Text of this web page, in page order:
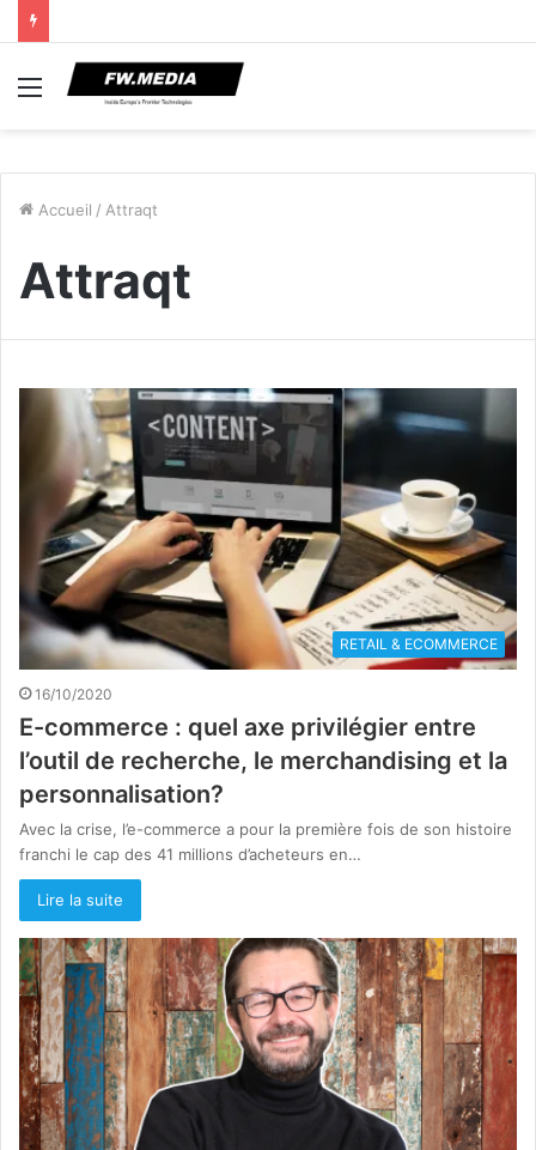
Menu
Accueil / Attraqt
Attraqt
RETAIL & ECOMMERCE
16/10/2020
E-commerce : quel axe privilégier entre
l’outil de recherche, le merchandising et la
personnalisation?
Avec la crise, l’e-commerce a pour la première fois de son histoire
franchi le cap des 41 millions d’acheteurs en…
Lire la suite